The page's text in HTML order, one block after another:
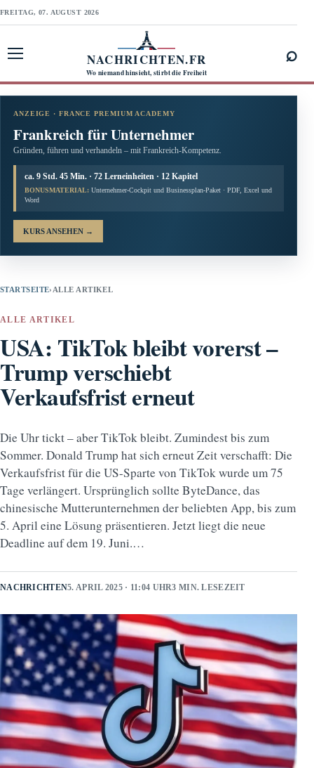
FREITAG, 07. AUGUST 2026
NACHRICHTEN.FR
Wo niemand hinsieht, stirbt die Freiheit
⌕
ANZEIGE · FRANCE PREMIUM ACADEMY
Frankreich für Unternehmer
Gründen, führen und verhandeln – mit Frankreich-Kompetenz.
ca. 9 Std. 45 Min. · 72 Lerneinheiten · 12 Kapitel
BONUSMATERIAL: Unternehmer-Cockpit und Businessplan-Paket · PDF, Excel und
Word
KURS ANSEHEN →
STARTSEITE› ALLE ARTIKEL
ALLE ARTIKEL
USA: TikTok bleibt vorerst –
Trump verschiebt
Verkaufsfrist erneut
Die Uhr tickt – aber TikTok bleibt. Zumindest bis zum
Sommer. Donald Trump hat sich erneut Zeit verschafft: Die
Verkaufsfrist für die US-Sparte von TikTok wurde um 75
Tage verlängert. Ursprünglich sollte ByteDance, das
chinesische Mutterunternehmen der beliebten App, bis zum
5. April eine Lösung präsentieren. Jetzt liegt die neue
Deadline auf dem 19. Juni.…
NACHRICHTEN5. APRIL 2025 · 11:04 UHR3 MIN. LESEZEIT